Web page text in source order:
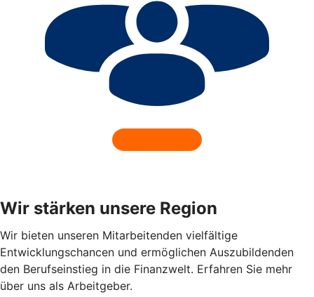
Wir stärken unsere Region
Wir bieten unseren Mitarbeitenden vielfältige
Entwicklungschancen und ermöglichen Auszubildenden
den Berufseinstieg in die Finanzwelt. Erfahren Sie mehr
über uns als Arbeitgeber.